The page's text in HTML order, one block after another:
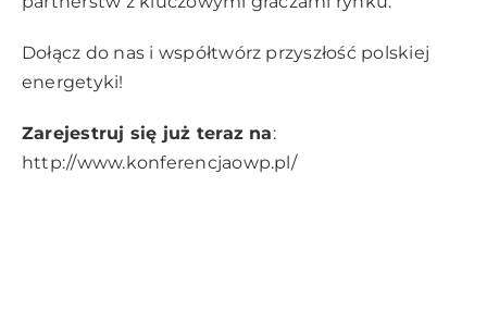
Dołącz do nas i współtwórz przyszłość polskiej
energetyki!
Zarejestruj się już teraz na:
http://www.konferencjaowp.pl/